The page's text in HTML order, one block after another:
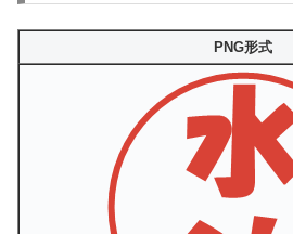
PNG形式